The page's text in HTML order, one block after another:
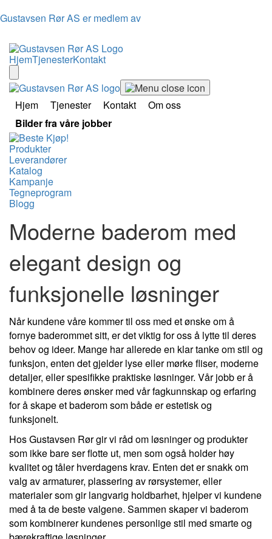
Gustavsen Rør AS er medlem av
HjemTjenesterKontakt
Hjem Tjenester Kontakt
Om oss
Bilder fra våre jobber
Produkter
Leverandører
Katalog
Kampanje
Tegneprogram
Blogg
Moderne baderom med
elegant design og
funksjonelle løsninger
Når kundene våre kommer til oss med et ønske om å
fornye baderommet sitt, er det viktig for oss å lytte til deres
behov og ideer. Mange har allerede en klar tanke om stil og
funksjon, enten det gjelder lyse eller mørke fliser, moderne
detaljer, eller spesifikke praktiske løsninger. Vår jobb er å
kombinere deres ønsker med vår fagkunnskap og erfaring
for å skape et baderom som både er estetisk og
funksjonelt.
Hos Gustavsen Rør gir vi råd om løsninger og produkter
som ikke bare ser flotte ut, men som også holder høy
kvalitet og tåler hverdagens krav. Enten det er snakk om
valg av armaturer, plassering av rørsystemer, eller
materialer som gir langvarig holdbarhet, hjelper vi kundene
med å ta de beste valgene. Sammen skaper vi baderom
som kombinerer kundenes personlige stil med smarte og